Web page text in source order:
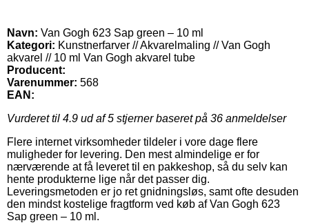
Navn: Van Gogh 623 Sap green – 10 ml
Kategori: Kunstnerfarver // Akvarelmaling // Van Gogh
akvarel // 10 ml Van Gogh akvarel tube
Producent:
Varenummer: 568
EAN:
Vurderet til 4.9 ud af 5 stjerner baseret på 36 anmeldelser
Flere internet virksomheder tildeler i vore dage flere
muligheder for levering. Den mest almindelige er for
nærværende at få leveret til en pakkeshop, så du selv kan
hente produkterne lige når det passer dig.
Leveringsmetoden er jo ret gnidningsløs, samt ofte desuden
den mindst kostelige fragtform ved køb af Van Gogh 623
Sap green – 10 ml.